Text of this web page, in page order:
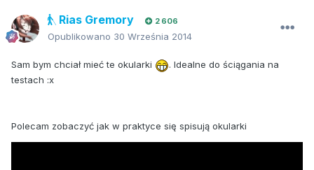
Rias Gremory 2 606
Opublikowano 30 Września 2014
Sam bym chciał mieć te okularki
. Idealne do ściągania na
testach :x
Polecam zobaczyć jak w praktyce się spisują okularki